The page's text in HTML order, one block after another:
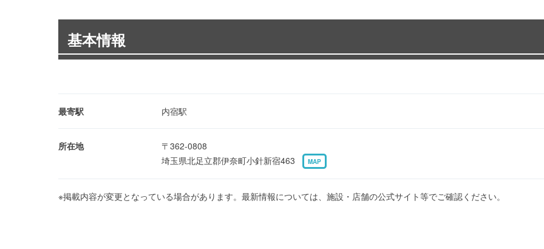
基本情報
最寄駅 内宿駅
所在地
〒362-0808
埼玉県北足立郡伊奈町小針新宿463
MAP
※掲載内容が変更となっている場合があります。最新情報については、施設・店舗の公式サイト等でご確認ください。